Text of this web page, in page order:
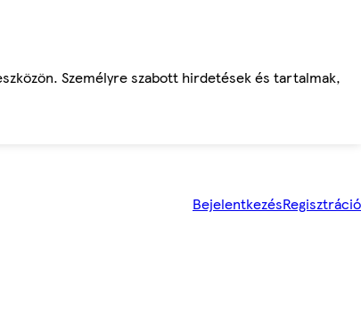
Személyre szabott hirdetések és tartalmak,
BejelentkezésRegisztráció